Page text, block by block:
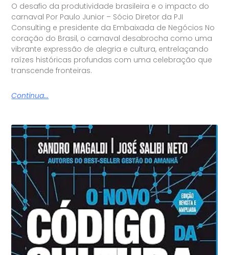
O desafio da produtividade brasileira e o impacto do
carnaval Por Paulo Junior – Sócio Diretor da PJI
Consulting e presidente da Embaixada de Negócios No
coração do Brasil, o carnaval desabrocha como uma
vibrante expressão de alegria e cultura, entrelaçando
raízes históricas profundas com uma celebração que
transcende fronteiras.
Continua...